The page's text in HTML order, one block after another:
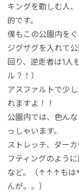
キングを勤しむ人
的です。
僕もこの公園内を
ジグザグを入れて
回り、逆走者は1人
ル？！）
アスファルトで少
れますよ！！
公園内では、色ん
っしゃいます。
ストレッチ、ダー
フティングのよう
など。（↑↑↑もは
んが。。）